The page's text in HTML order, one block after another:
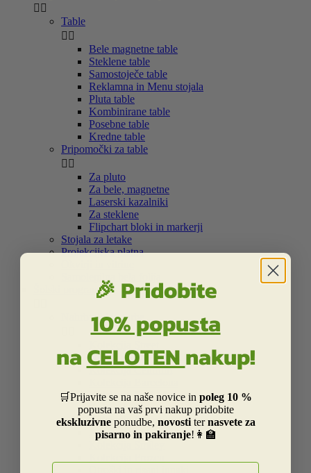
 
Table
 
Bele magnetne table
Steklene table
Samostoječe table
Reklamna in Menu stojala
Pluta table
Kombinirane table
Posebne table
Kredne table
Pripomočki za table
 
Za pluto
Za bele, magnetne
Laserski kazalniki
Za steklene
Flipchart bloki in markerji
Stojala za letake
Projekcijska platna
Šolski program
Nahrbtniki in torbe
Otroška Street kolekcija
Kolekcija Centrum
Kolekcija Real Madrid
Kolekcija Liverpool
Kolekcija Dakar
Kolekcija Catalina Estrada
🎉 Pridobite
10% popusta
naCELOTENnakup!
🛒Prijavite se na naše novice in poleg 10 %
popusta na vaš prvi nakup pridobite
ekskluzivneponudbe, novosti ternasvete za
pisarno in pakiranje!👩‍🏫
E-naslov